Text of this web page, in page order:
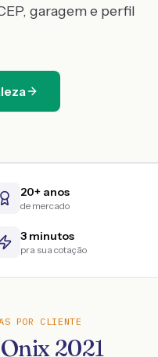
garagem e perfil
20+ anos
de mercado
3 minutos
pra sua cotação
POR CLIENTE
2021